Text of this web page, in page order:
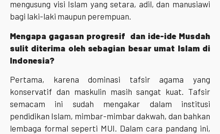
mengusung visi Islam yang setara, adil, dan manusiawi
bagi laki-laki maupun perempuan.
Mengapa gagasan progresif dan ide-ide Musdah
sulit diterima oleh sebagian besar umat Islam di
Indonesia?
Pertama, karena dominasi tafsir agama yang
konservatif dan maskulin masih sangat kuat. Tafsir
semacam ini sudah mengakar dalam institusi
pendidikan Islam, mimbar-mimbar dakwah, dan bahkan
lembaga formal seperti MUI. Dalam cara pandang ini,